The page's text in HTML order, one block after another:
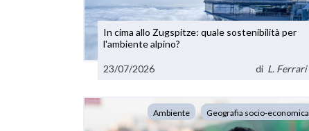
In cima allo Zugspitze: quale sostenibilità per
l'ambiente alpino?
23/07/2026 di L. Ferrari
Ambiente Geografia socio-economica